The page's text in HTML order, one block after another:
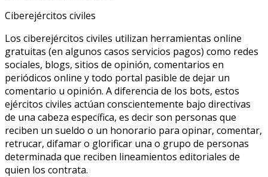
Ciberejércitos civiles
Los ciberejércitos civiles utilizan herramientas online
gratuitas (en algunos casos servicios pagos) como redes
sociales, blogs, sitios de opinión, comentarios en
periódicos online y todo portal pasible de dejar un
comentario u opinión. A diferencia de los bots, estos
ejércitos civiles actúan conscientemente bajo directivas
de una cabeza específica, es decir son personas que
reciben un sueldo o un honorario para opinar, comentar,
retrucar, difamar o glorificar una o grupo de personas
determinada que reciben lineamientos editoriales de
quien los contrata.